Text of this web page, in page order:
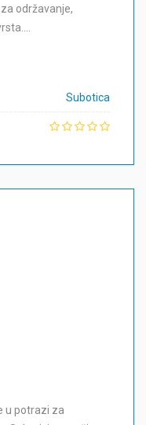
održavanje,
Subotica
u potrazi za